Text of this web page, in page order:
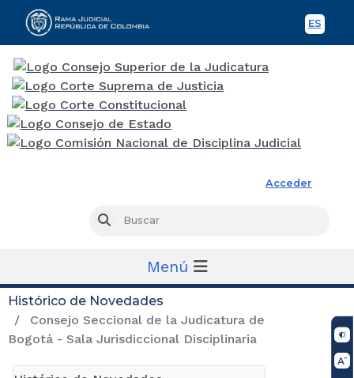
ES
Acceder
Buscar
Menú
Histórico de Novedades
Consejo Seccional de la Judicatura de
Bogotá - Sala Jurisdiccional Disciplinaria